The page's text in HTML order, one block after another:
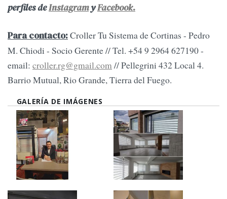
perfiles deInstagramyFacebook.
Para contacto:Croller Tu Sistema de Cortinas - Pedro
M. Chiodi - Socio Gerente // Tel. +54 9 2964 627190 -
email: croller.rg@gmail.com// Pellegrini 432 Local 4.
Barrio Mutual, Rio Grande, Tierra del Fuego.
GALERÍA DE IMÁGENES